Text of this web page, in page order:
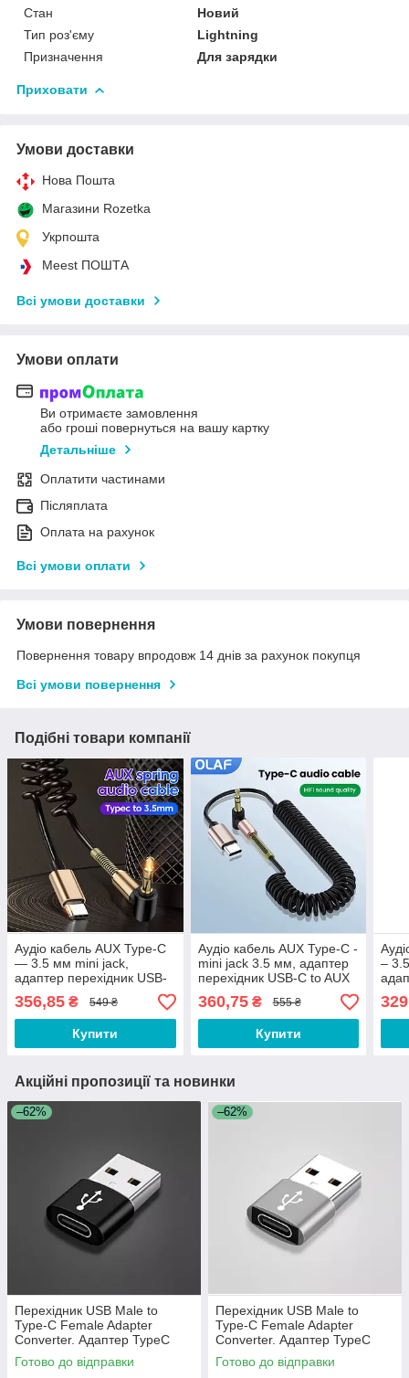
Стан
Новий
Тип роз'єму
Lightning
Призначення
Для зарядки
Приховати
Умови доставки
Нова Пошта
Магазини Rozetka
Укрпошта
Meest ПОШТА
Всі умови доставки
Умови оплати
Ви отримаєте замовлення
або гроші повернуться на вашу картку
Детальніше
Оплатити частинами
Післяплата
Оплата на рахунок
Всі умови оплати
Умови повернення
Повернення товару впродовж 14 днів за рахунок покупця
Всі умови повернення
Подібні товари компанії
Аудіо кабель AUX Type-C
— 3.5 мм mini jack,
адаптер перехідник USB-
C to AUX для навушників
та звуку FEW-994
356,85 ₴ 549 ₴
Купити
Аудіо кабель AUX Type-C -
mini jack 3.5 мм, адаптер
перехідник USB-C to AUX
CD431Q
360,75₴ 555 ₴
Купити
–
329
Акційні пропозиції та новинки
–62%
Перехідник USB Male to
Type-C Female Adapter
Converter. Адаптер TypeC
(мама) - USB (тато) WC32QS
Чорний
Готово до відправки
–62%
Перехідник USB Male to
Type-C Female Adapter
Converter. Адаптер TypeC
(мама) - USB (тато) WC32QS
Сріблястий
Готово до відправки